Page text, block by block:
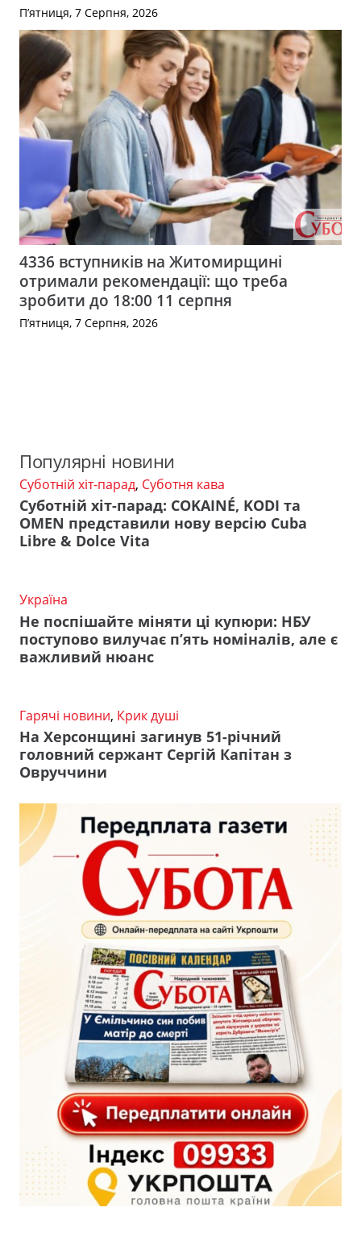
П’ятниця, 7 Серпня, 2026
4336 вступників на Житомирщині
отримали рекомендації: що треба
зробити до 18:00 11 серпня
П’ятниця, 7 Серпня, 2026
Популярні новини
Суботній хіт-парад, Суботня кава
Суботній хіт-парад: COKAINÉ, KODI та
OMEN представили нову версію Cuba
Libre & Dolce Vita
Україна
Не поспішайте міняти ці купюри: НБУ
поступово вилучає п’ять номіналів, але є
важливий нюанс
Гарячі новини, Крик душі
На Херсонщині загинув 51-річний
головний сержант Сергій Капітан з
Овруччини